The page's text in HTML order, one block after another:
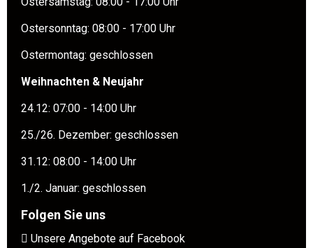
Ostersonntag: 08:00 - 17:00 Uhr
Ostermontag: geschlossen
Weihnachten & Neujahr
24.12: 07:00 - 14:00 Uhr
25./26. Dezember: geschlossen
31.12: 08:00 - 14:00 Uhr
1./2. Januar: geschlossen
Folgen Sie uns
Unsere Angebote auf Facebook